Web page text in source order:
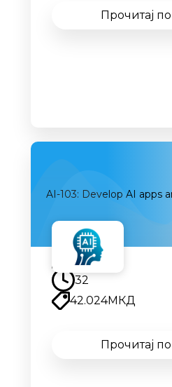
Прочитај
AI-103: Develop AI apps
Наскоро
32
42.024МКД
Прочитај